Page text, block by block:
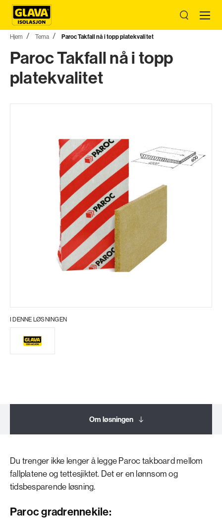
Hjem Tema Paroc Takfall nå i topp platekvalitet
Paroc Takfall nå i topp
platekvalitet
I DENNE LØSNINGEN
Om løsningen
Du trenger ikke lenger å legge Paroc takboard mellom
fallplatene og tettesjiktet. Det er en lønnsom og
tidsbesparende løsning.
Paroc gradrennekile: